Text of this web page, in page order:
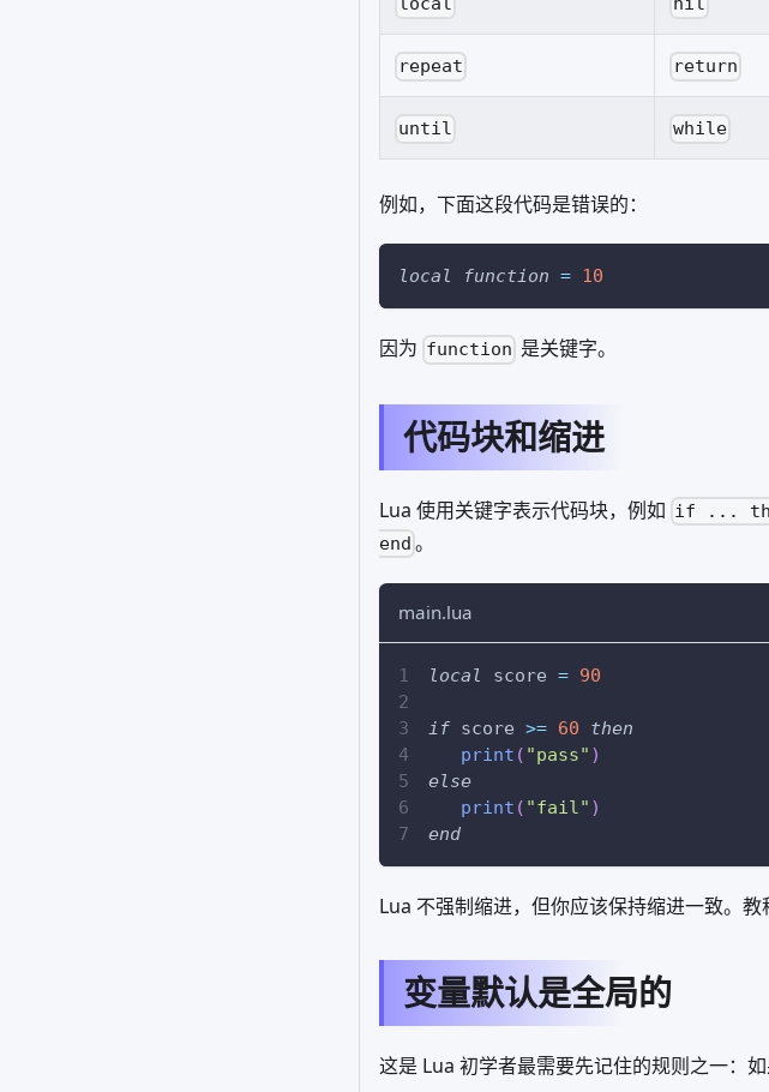
repeat return
until while
例如，下面这段代码是错误的：
local function = 10
因为 function 是关键字。
代码块和缩进
Lua 使用关键字表示代码块，例如 if ...
end 。
main.lua
local score = 90
if score >= 60
then
print ( "pass" )
else
print ( "fail" )
end
Lua 不强制缩进，但你应该保持缩进一致。教
变量默认是全局的
这是 Lua 初学者最需要先记住的规则之一：